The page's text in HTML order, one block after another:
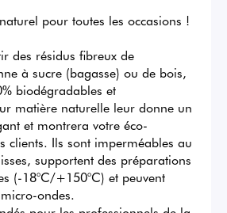
pour toutes les occasions !
des résidus fibreux de
à sucre (bagasse) ou de bois,
biodégradables et
matière naturelle leur donne un
et montrera votre éco-
clients. Ils sont imperméables au
supportent des préparations
(-18°C/+150°C) et peuvent
ondes.